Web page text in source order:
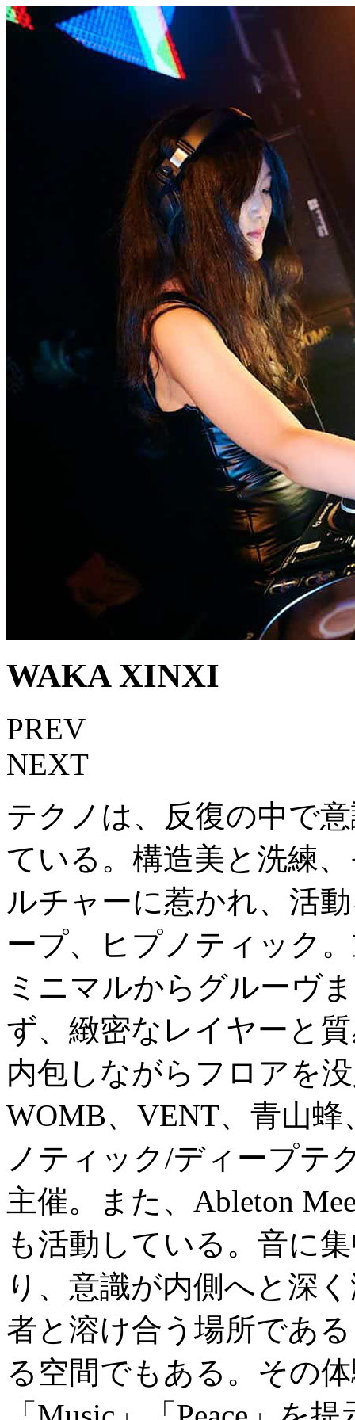
WAKA XINXI
PREV
NEXT
テクノは、反復の中で
ている。構造美と洗練
ルチャーに惹かれ、活
ープ、ヒプノティック
ミニマルからグルーヴ
ず、緻密なレイヤーと
内包しながらフロアを
WOMB、VENT、青山
ノティック/ディープテ
主催。また、Ableton
も活動している。音に
り、意識が内側へと深
者と溶け合う場所であ
る空間でもある。その